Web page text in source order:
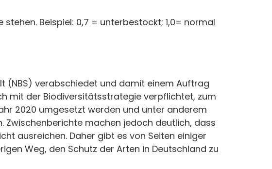
Beispiel: 0,7 = unterbestockt; 1,0= normal
(NBS) verabschiedet und damit einem Auftrag
mit der Biodiversitätsstrategie verpflichtet, zum
2020 umgesetzt werden und unter anderem
machen jedoch deutlich, dass
ausreichen. Daher gibt es von Seiten einiger
Weg, den Schutz der Arten in Deutschland zu